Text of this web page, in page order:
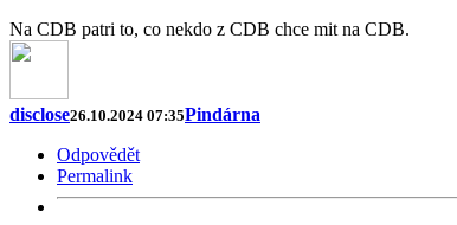
Na CDB patri to, co nekdo z CDB chce mit na CDB.
disclose26.10.2024 07:35Pindárna
Odpovědět
Permalink